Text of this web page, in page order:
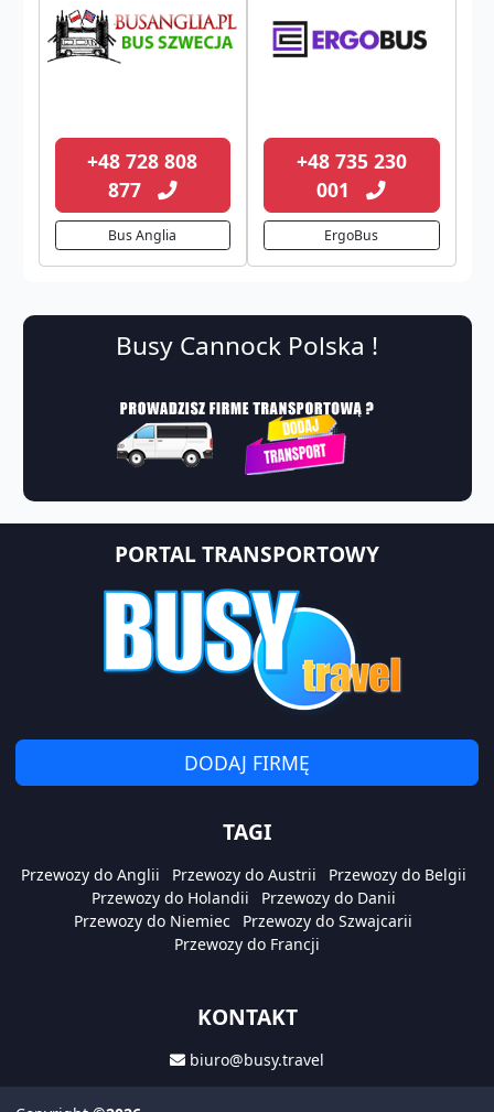
+48 728 808
877
Bus Anglia
+48 735 230
001
ErgoBus
Busy Cannock Polska !
PORTAL TRANSPORTOWY
DODAJ FIRMĘ
TAGI
Przewozy do Anglii Przewozy do Austrii
Przewozy do Belgii
Przewozy do Holandii
Przewozy do Danii
Przewozy do Niemiec
Przewozy do Szwajcarii
Przewozy do Francji
KONTAKT
biuro@busy.travel